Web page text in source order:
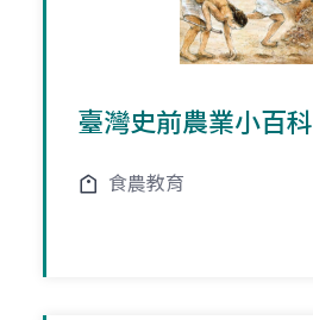
臺灣史前農業小百科
食農教育